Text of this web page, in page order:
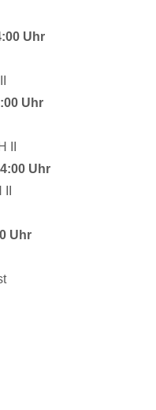
Uhr
Uhr
II
Uhr
II
Uhr